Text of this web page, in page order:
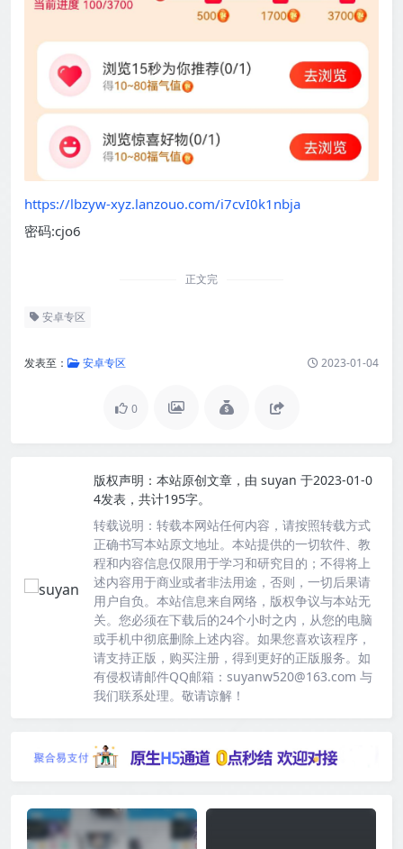
https://lbzyw-xyz.lanzouo.com/i7cvI0k1nbja
密码:cjo6
正文完
安卓专区
发表至： 安卓专区 2023-01-04
0
版权声明： 本站原创文章，由 suyan 于2023-01-0
4发表，共计195字。
转载说明： 转载本网站任何内容，请按照转载方式
正确书写本站原文地址。本站提供的一切软件、教
程和内容信息仅限用于学习和研究目的；不得将上
述内容用于商业或者非法用途，否则，一切后果请
用户自负。本站信息来自网络，版权争议与本站无
关。您必须在下载后的24个小时之内，从您的电脑
或手机中彻底删除上述内容。如果您喜欢该程序，
请支持正版，购买注册，得到更好的正版服务。如
有侵权请邮件QQ邮箱：suyanw520@163.com 与
我们联系处理。敬请谅解！